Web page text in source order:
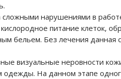
сложными нарушениями в
питание клеток,
бельем. Без лечения данная
визуальные неровности
На данном этапе